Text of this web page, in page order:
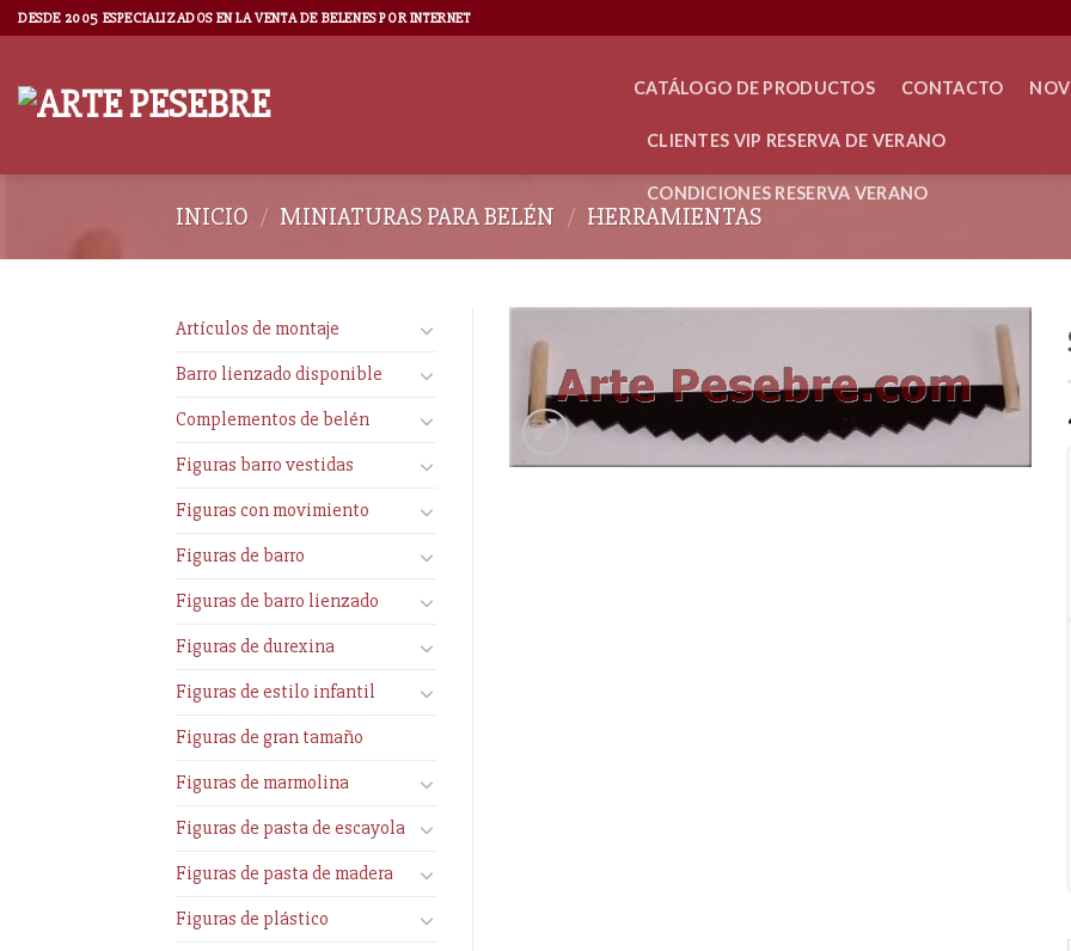
DESDE 2005 ESPECIALIZADOS EN LA VENTA DE BELENES POR INTERNET
CATÁLOGO DE PRODUCTOS CONTACTO
CLIENTES VIP RESERVA DE VERANO
CONDICIONES RESERVA VERANO
INICIO / MINIATURAS PARA BELÉN / HERRAMIENTAS
Artículos de montaje
Barro lienzado disponible
Complementos de belén
Figuras barro vestidas
Figuras con movimiento
Figuras de barro
Figuras de barro lienzado
Figuras de durexina
Figuras de estilo infantil
Figuras de gran tamaño
Figuras de marmolina
Figuras de pasta de escayola
Figuras de pasta de madera
Figuras de plástico